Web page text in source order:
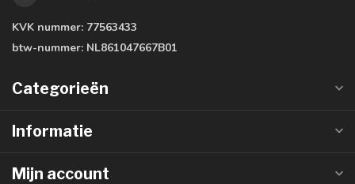
KVK nummer: 77563433
btw-nummer: NL861047667B01
Categorieën
Informatie
Mijn account